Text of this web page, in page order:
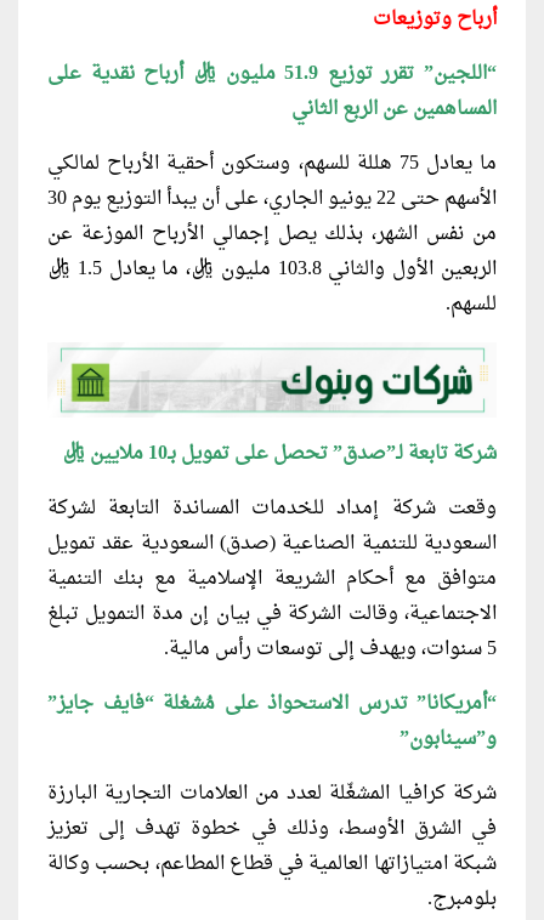
أرباح وتوزيعات
“اللجين” تقرر توزيع 51.9 مليون ريال أرباح نقدية على
المساهمين عن الربع الثاني
ما يعادل 75 هللة للسهم، وستكون أحقية الأرباح لمالكي
الأسهم حتى 22 يونيو الجاري، على أن يبدأ التوزيع يوم 30
من نفس الشهر، بذلك يصل إجمالي الأرباح الموزعة عن
الربعين الأول والثاني 103.8 مليون ريال، ما يعادل 1.5 ريال
للسهم.
شركة تابعة لـ”صدق” تحصل على تمويل بـ10 ملايين ريال
وقعت شركة إمداد للخدمات المساندة التابعة لشركة
السعودية للتنمية الصناعية (صدق) السعودية عقد تمويل
متوافق مع أحكام الشريعة الإسلامية مع بنك التنمية
الاجتماعية، وقالت الشركة في بيان إن مدة التمويل تبلغ
5 سنوات، ويهدف إلى توسعات رأس مالية.
“أمريكانا” تدرس الاستحواذ على مُشغلة “فايف جايز”
و”سينابون”
شركة كرافيا المشغّلة لعدد من العلامات التجارية البارزة
في الشرق الأوسط، وذلك في خطوة تهدف إلى تعزيز
شبكة امتيازاتها العالمية في قطاع المطاعم، بحسب وكالة
بلومبرج.